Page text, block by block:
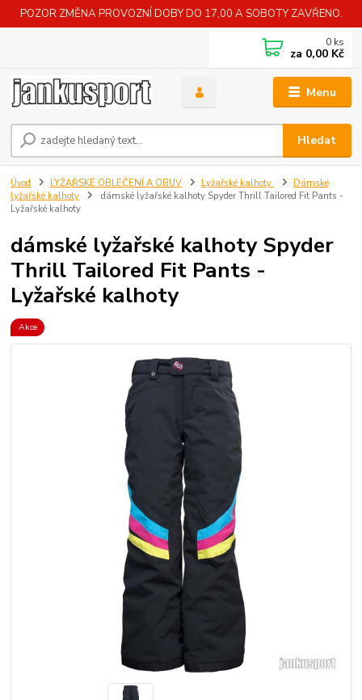
POZOR ZMĚNA PROVOZNÍ DOBY DO 17,00 A SOBOTY ZAVŘENO.
Menu
Hledat
0 ks
za 0,00 Kč
Úvod LYŽAŘSKÉ OBLEČENÍ A OBUV Lyžařské kalhoty
Dámské
lyžařské kalhoty
dámské lyžařské kalhoty Spyder Thrill Tailored Fit Pants -
Lyžařské kalhoty
dámské lyžařské kalhoty Spyder
Thrill Tailored Fit Pants -
Lyžařské kalhoty
Akce